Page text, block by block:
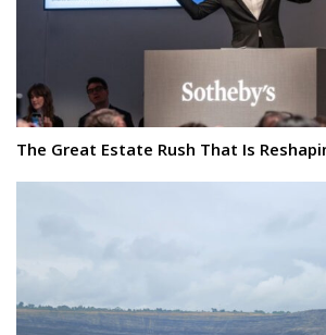
The Great Estate Rush That Is